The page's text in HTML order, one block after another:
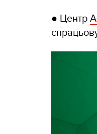
● Центр